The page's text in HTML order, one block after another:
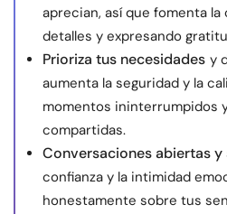
aprecian, así que fomenta
detalles y expresando
Prioriza tus necesidades y
aumenta la seguridad y la
momentos ininterrumpidos
compartidas.
Conversaciones abiertas y
confianza y la intimidad
honestamente sobre tus